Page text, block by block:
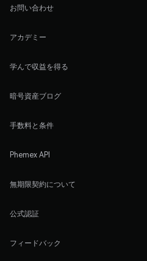
お問い合わせ
アカデミー
学んで収益を得る
暗号資産ブログ
手数料と条件
Phemex API
無期限契約について
公式認証
フィードバック